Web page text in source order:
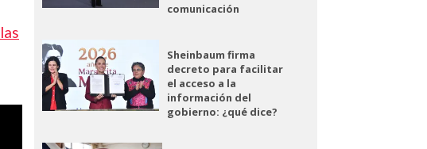
comunicación
Sheinbaum firma
decreto para facilitar
el acceso a la
información del
gobierno: ¿qué dice?